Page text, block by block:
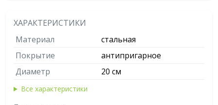
ХАРАКТЕРИСТИКИ
Материал
стальная
Покрытие
антипригарное
Диаметр
20 см
Все характеристики